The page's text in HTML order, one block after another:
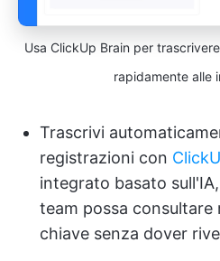
Usa ClickUp Brain per
rapidamente alle
Trascrivi
registrazioni con
integrato basato
team possa consultare
chiave senza dover